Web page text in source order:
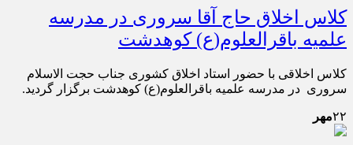
کلاس اخلاق حاج آقا سروری در مدرسه
علمیه باقرالعلوم(ع) کوهدشت
کلاس اخلاقی با حضور استاد اخلاق کشوری جناب حجت الاسلام
سروری در مدرسه علمیه باقرالعلوم(ع) کوهدشت برگزار گردید.
۲۲مهر